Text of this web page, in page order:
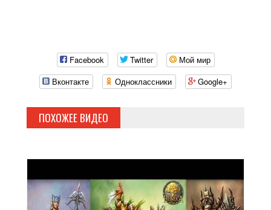
Facebook Twitter
Мой мир
Вконтакте
Одноклассники Google+
ПОХОЖЕЕ ВИДЕО